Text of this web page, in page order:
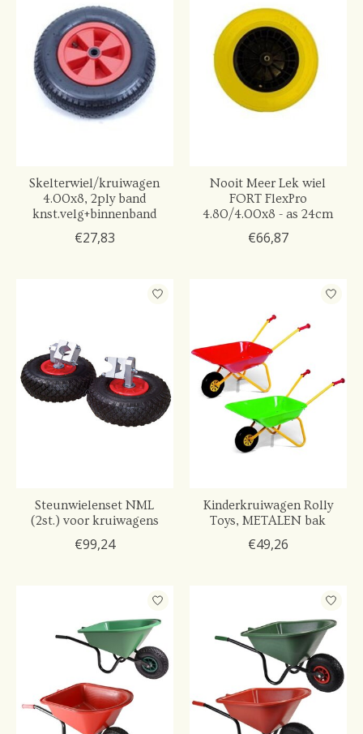
Skelterwiel/kruiwagen
4.00x8, 2ply band
knst.velg+binnenband
€27,83
Nooit Meer Lek wiel
FORT FlexPro
4.80/4.00x8 - as 24cm
€66,87
Steunwielenset NML
(2st.) voor kruiwagens
€99,24
Kinderkruiwagen Rolly
Toys, METALEN bak
€49,26